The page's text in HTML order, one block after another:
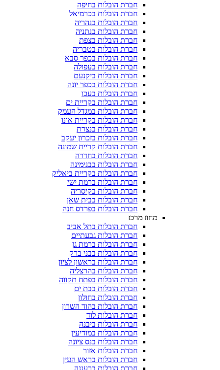
חברת הובלות בחיפה
חברת הובלות בכרמיאל
חברת הובלות בנהריה
חברת הובלות בנתניה
חברת הובלות בצפת
חברת הובלות בטבריה
חברת הובלות בכפר סבא
חברת הובלות בעפולה
חברת הובלות ביקנעם
חברת הובלות בכפר יונה
חברת הובלות בעכו
חברת הובלות בקריית ים
חברת הובלות במגדל העמק
חברת הובלות בקריית אונו
חברת הובלות בנצרת
חברת הובלות בזכרון יעקב
חברת הובלות קריית שמונה
חברת הובלות בחדרה
חברת הובלות בבנימינה
חברת הובלות בקריית ביאליק
חברת הובלות ברמת ישי
חברת הובלות בקיסריה
חברת הובלות בבית שאן
חברת הובלות בפרדס חנה
חברת הובלות בתל אביב
חברת הובלות גבעתיים
חברת הובלות ברמת גן
חברת הובלות בבני ברק
חברת הובלות בראשון לציון
חברת הובלות בהרצליה
חברת הובלות בפתח תקווה
חברת הובלות בבת ים
חברת הובלות בחולון
חברת הובלות בהוד השרון
חברת הובלות ביבנה
חברת הובלות במודיעין
חברת הובלות בנס ציונה
חברת הובלות אזור
חברת הובלות בראש העין
חברת הובלות ברעננה